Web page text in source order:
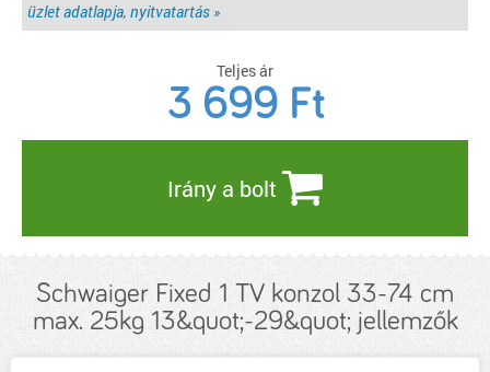
üzlet adatlapja, nyitvatartás »
Teljes ár
3 699 Ft
Irány a bolt
Schwaiger Fixed 1 TV konzol 33-74 cm
max. 25kg 13&quot;-29&quot; jellemzők